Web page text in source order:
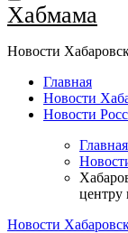
Хабмама
Новости
Главная
Новости
Новости
центру
Новости